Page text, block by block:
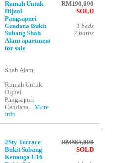
Rumah Untuk
Dijual
Pangsapuri
Cendana Bukit
Subang Shah
Alam apartment
for sale
Shah Alam,
Rumah Untuk
Dijual
Pangsapuri
Cendana...More
Info
RM190,000
SOLD
3 beds
2 baths
2Sty Terrace
Bukit Subang
Kenanga U16
RM565,000
SOLD